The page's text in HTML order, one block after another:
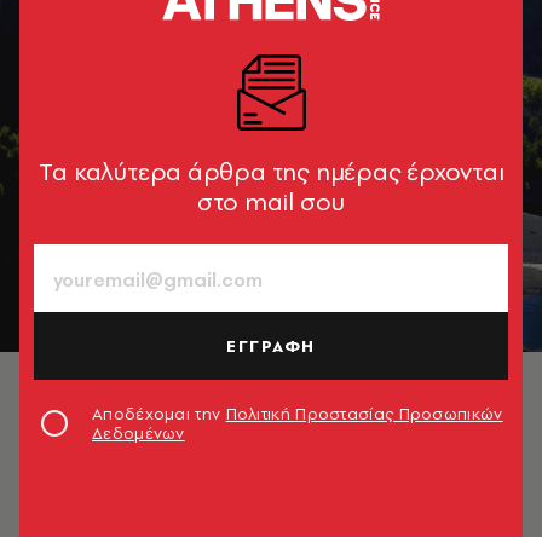
© Γιώργος Ζαρζώνης
Tα καλύτερα άρθρα της ημέρας έρχονται
στο mail σου
ΕΓΓΡΑΦΗ
Αποδέχομαι την Πολιτική Προστασίας Προσωπικών
Δεδομένων